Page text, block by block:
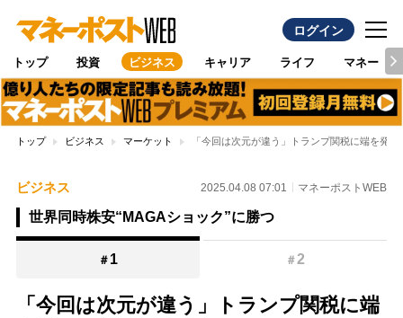
ログイン
トップ 投資 ビジネス キャリア ライフ マネー
トップ ビジネス マーケット 「今回は次元が違う」トランプ関税に端を発
ビジネス 2025.04.08 07:01 マネーポストWEB
世界同時株安“MAGAショック”に勝つ
＃ 1 ＃2
「今回は次元が違う」トランプ関税に端